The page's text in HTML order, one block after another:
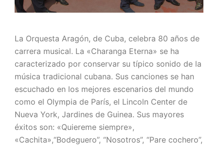
La Orquesta Aragón, de Cuba, celebra 80 años de
carrera musical. La «Charanga Eterna» se ha
caracterizado por conservar su típico sonido de la
música tradicional cubana. Sus canciones se han
escuchado en los mejores escenarios del mundo
como el Olympia de París, el Lincoln Center de
Nueva York, Jardines de Guinea. Sus mayores
éxitos son: «Quiereme siempre»,
«Cachita»,“Bodeguero”, “Nosotros”, “Pare cochero”,